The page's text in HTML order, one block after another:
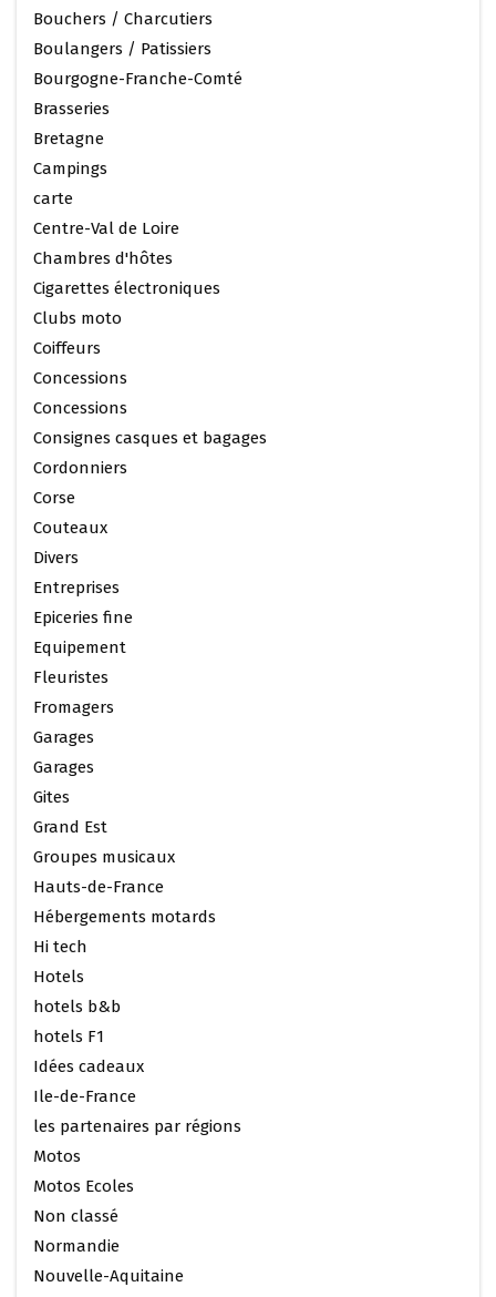
Bouchers / Charcutiers
Boulangers / Patissiers
Bourgogne-Franche-Comté
Brasseries
Bretagne
Campings
carte
Centre-Val de Loire
Chambres d'hôtes
Cigarettes électroniques
Clubs moto
Coiffeurs
Concessions
Concessions
Consignes casques et bagages
Cordonniers
Corse
Couteaux
Divers
Entreprises
Epiceries fine
Equipement
Fleuristes
Fromagers
Garages
Garages
Gites
Grand Est
Groupes musicaux
Hauts-de-France
Hébergements motards
Hi tech
Hotels
hotels b&b
hotels F1
Idées cadeaux
Ile-de-France
les partenaires par régions
Motos
Motos Ecoles
Non classé
Normandie
Nouvelle-Aquitaine